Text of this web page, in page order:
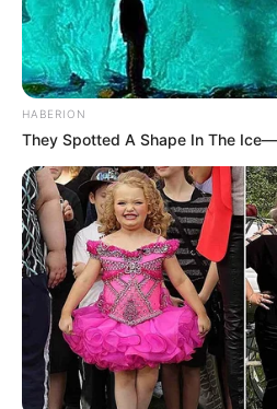
HABERION
They Spotted A Shape In The